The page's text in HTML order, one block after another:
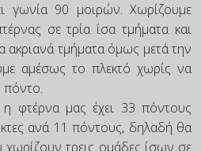
γωνία 90 μοιρών. Χωρίζουμε
σε τρία ίσα τμήματα και
ακριανά τμήματα όμως μετά την
αμέσως το πλεκτό χωρίς να
πόντο.
φτέρνα μας έχει 33 πόντους
ανά 11 πόντους, δηλαδή θα
χωρίζουν τρεις ομάδες ίσων σε